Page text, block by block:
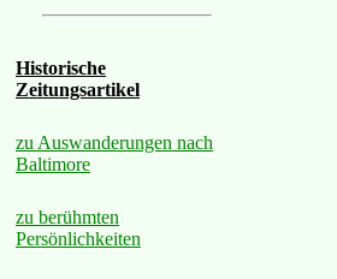
Historische
Zeitungsartikel
zu Auswanderungen nach
Baltimore
zu berühmten
Persönlichkeiten